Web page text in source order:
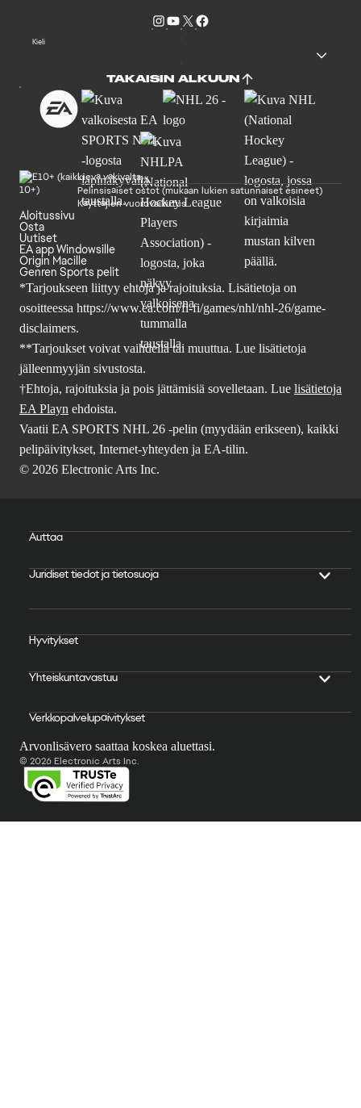
Kieli
TAKAISIN ALKUUN
Lievä väkivalta
Pelinsisäiset ostot (mukaan lukien satunnaiset esineet)
Käyttäjien vuorovaikutus
Aloitussivu
Osta
Uutiset
EA app Windowsille
Origin Macille
Genren Sports pelit
*Tarjoukseen liittyy ehtoja ja rajoituksia. Lisätietoja on
osoitteessa https://www.ea.com/fi-fi/games/nhl/nhl-26/game-
disclaimers.
**Tarjoukset voivat vaihdella tai muuttua. Lue lisätietoja
jälleenmyyjän sivustosta.
†Ehtoja, rajoituksia ja pois jättämisiä sovelletaan. Lue lisätietoja
EA Playn ehdoista.
Vaatii EA SPORTS NHL 26 -pelin (myydään erikseen), kaikki
pelipäivitykset, Internet-yhteyden ja EA-tilin.
© 2026 Electronic Arts Inc.
Auttaa
Juridiset tiedot ja tietosuoja
Hyvitykset
Yhteiskuntavastuu
Verkkopalvelupäivitykset
Arvonlisävero saattaa koskea aluettasi.
© 2026 Electronic Arts Inc.